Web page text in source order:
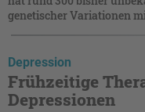
genetischer Variationen
Depression
Frühzeitige
Depressionen